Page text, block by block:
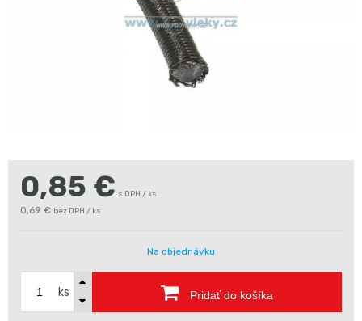
0,85 € s DPH / ks
0,69 € bez DPH / ks
Na objednávku
ks Pridať do košíka